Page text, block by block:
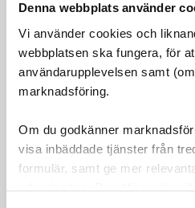
Denna webbplats använder
Vi använder cookies och
webbplatsen ska fungera, för
användarupplevelsen samt
marknadsföring.
Om du godkänner
visa inbäddade tjänster från
formulär, samt ge mer
Ventilation:18
avkylningseffektivitet.
Justerbarhet:
med vertikal justering.
Vikt:240 g (storlek
Storlekar:S (52-56
61 cm), XL (61-64 cm).
Miljövänlig: